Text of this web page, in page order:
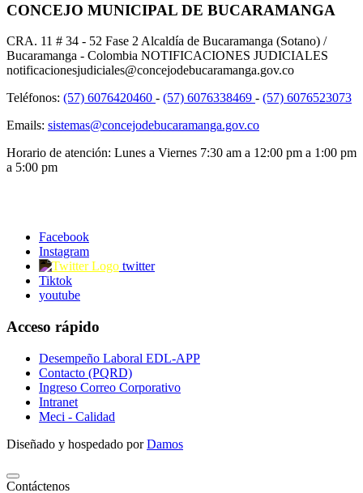
CONCEJO MUNICIPAL DE BUCARAMANGA
CRA. 11 # 34 - 52 Fase 2 Alcaldía de Bucaramanga (Sotano) /
Bucaramanga - Colombia NOTIFICACIONES JUDICIALES
notificacionesjudiciales@concejodebucaramanga.gov.co
Teléfonos: (57) 6076420460 - (57) 6076338469 - (57) 6076523073
Emails: sistemas@concejodebucaramanga.gov.co
Horario de atención: Lunes a Viernes 7:30 am a 12:00 pm a 1:00 pm
a 5:00 pm
Facebook
Instagram
twitter
Tiktok
youtube
Acceso rápido
Desempeño Laboral EDL-APP
Contacto (PQRD)
Ingreso Correo Corporativo
Intranet
Meci - Calidad
Diseñado y hospedado porDamos
Contáctenos